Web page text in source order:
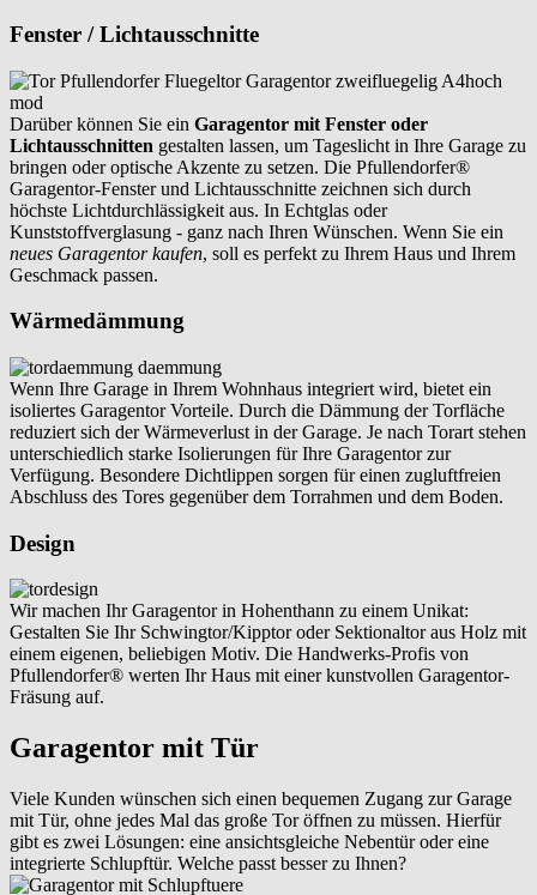
Fenster / Lichtausschnitte
Darüber können Sie ein Garagentor mit Fenster oder
Lichtausschnitten gestalten lassen, um Tageslicht in Ihre Garage zu
bringen oder optische Akzente zu setzen. Die Pfullendorfer®
Garagentor-Fenster und Lichtausschnitte zeichnen sich durch
höchste Lichtdurchlässigkeit aus. In Echtglas oder
Kunststoffverglasung - ganz nach Ihren Wünschen. Wenn Sie ein
neues Garagentor kaufen, soll es perfekt zu Ihrem Haus und Ihrem
Geschmack passen.
Wärmedämmung
Wenn Ihre Garage in Ihrem Wohnhaus integriert wird, bietet ein
isoliertes Garagentor Vorteile. Durch die Dämmung der Torfläche
reduziert sich der Wärmeverlust in der Garage. Je nach Torart stehen
unterschiedlich starke Isolierungen für Ihre Garagentor zur
Verfügung. Besondere Dichtlippen sorgen für einen zugluftfreien
Abschluss des Tores gegenüber dem Torrahmen und dem Boden.
Design
Wir machen Ihr Garagentor in Hohenthann zu einem Unikat:
Gestalten Sie Ihr Schwingtor/Kipptor oder Sektionaltor aus Holz mit
einem eigenen, beliebigen Motiv. Die Handwerks-Profis von
Pfullendorfer® werten Ihr Haus mit einer kunstvollen Garagentor-
Fräsung auf.
Garagentor mit Tür
Viele Kunden wünschen sich einen bequemen Zugang zur Garage
mit Tür, ohne jedes Mal das große Tor öffnen zu müssen. Hierfür
gibt es zwei Lösungen: eine ansichtsgleiche Nebentür oder eine
integrierte Schlupftür. Welche passt besser zu Ihnen?